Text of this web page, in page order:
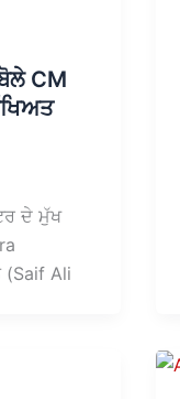
CM
ਦੇ ਮੁੱਖ
(Saif Ali